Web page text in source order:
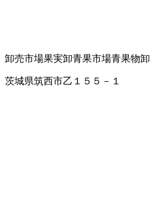
卸売市場果実卸青果市場青果物卸
茨城県筑西市乙１５５－１